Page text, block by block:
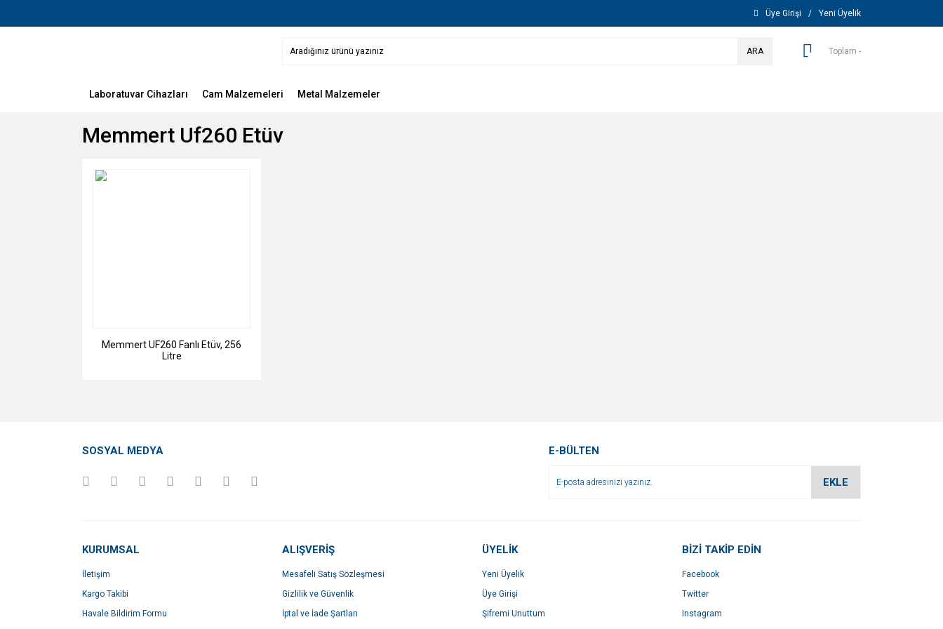
Üye Girişi / Yeni Üyelik
ARA Toplam -
Laboratuvar Cihazları Cam Malzemeleri Metal Malzemeler
Memmert Uf260 Etüv
Memmert UF260 Fanlı Etüv, 256
Litre
SOSYAL MEDYA E-BÜLTEN
EKLE
KURUMSAL
İletişim
Kargo Takibi
Havale Bildirim Formu
ALIŞVERİŞ
Mesafeli Satış Sözleşmesi
Gizlilik ve Güvenlik
İptal ve İade Şartları
ÜYELİK
Yeni Üyelik
Üye Girişi
Şifremi Unuttum
BİZİ TAKİP EDİN
Facebook
Twitter
Instagram